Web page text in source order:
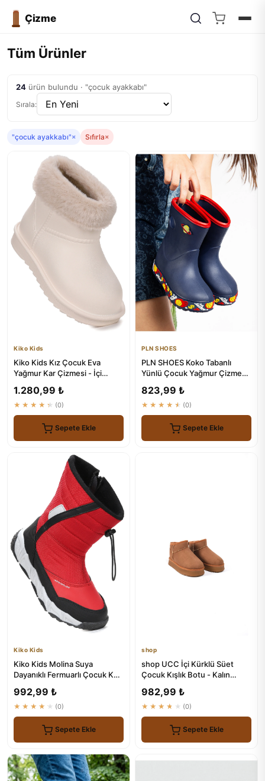
Çizme
Tüm Ürünler
24 ürün bulundu · "çocuk ayakkabı"
Sırala:
"çocuk ayakkabı"× Sıfırla×
Kiko Kids
Kiko Kids Kız Çocuk Eva
Yağmur Kar Çizmesi - İçi
1.280,99 ₺
★★★★★ (0)
Sepete Ekle
PLN SHOES
PLN SHOES Koko Tabanlı
Yünlü Çocuk Yağmur Çizmesi
823,99 ₺
★★★★★ (0)
Sepete Ekle
Kiko Kids
Kiko Kids Molina Suya
Dayanıklı Fermuarlı Çocuk Kar
992,99 ₺
★★★★★ (0)
Sepete Ekle
shop
shop UCC İçi Kürklü Süet
Çocuk Kışlık Botu - Kalın
982,99 ₺
★★★★★ (0)
Sepete Ekle